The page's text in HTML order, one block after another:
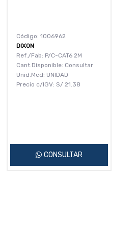
Código: 1006962
DIXON
Ref./Fab: P/C-CAT6 2M
Cant.Disponible: Consultar
Unid.Med: UNIDAD
Precio c/IGV: S/ 21.38
CONSULTAR